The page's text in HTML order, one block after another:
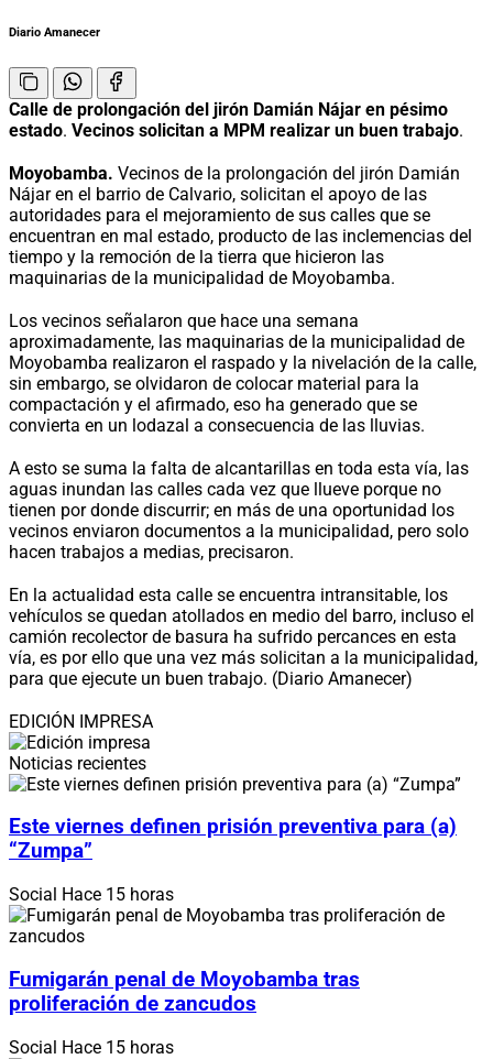
Diario Amanecer
Calle de prolongación del jirón Damián Nájar en pésimo
estado. Vecinos solicitan a MPM realizar un buen trabajo.
Moyobamba. Vecinos de la prolongación del jirón Damián
Nájar en el barrio de Calvario, solicitan el apoyo de las
autoridades para el mejoramiento de sus calles que se
encuentran en mal estado, producto de las inclemencias del
tiempo y la remoción de la tierra que hicieron las
maquinarias de la municipalidad de Moyobamba.
Los vecinos señalaron que hace una semana
aproximadamente, las maquinarias de la municipalidad de
Moyobamba realizaron el raspado y la nivelación de la calle,
sin embargo, se olvidaron de colocar material para la
compactación y el afirmado, eso ha generado que se
convierta en un lodazal a consecuencia de las lluvias.
A esto se suma la falta de alcantarillas en toda esta vía, las
aguas inundan las calles cada vez que llueve porque no
tienen por donde discurrir; en más de una oportunidad los
vecinos enviaron documentos a la municipalidad, pero solo
hacen trabajos a medias, precisaron.
En la actualidad esta calle se encuentra intransitable, los
vehículos se quedan atollados en medio del barro, incluso el
camión recolector de basura ha sufrido percances en esta
vía, es por ello que una vez más solicitan a la municipalidad,
para que ejecute un buen trabajo. (Diario Amanecer)
EDICIÓN IMPRESA
Noticias recientes
Este viernes definen prisión preventiva para (a)
“Zumpa”
Social Hace 15 horas
Fumigarán penal de Moyobamba tras
proliferación de zancudos
Social Hace 15 horas